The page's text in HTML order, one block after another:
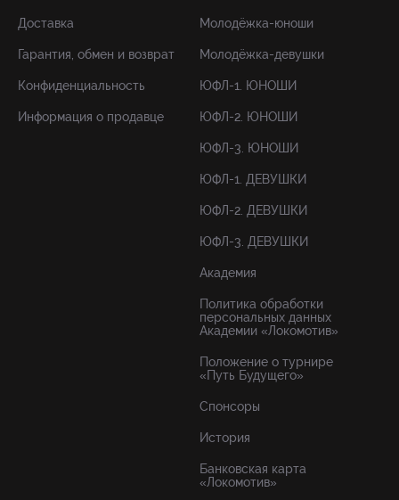
Доставка
Гарантия, обмен и возврат
Конфиденциальность
Информация о продавце
Молодёжка-юноши
Молодёжка-девушки
ЮФЛ-1. ЮНОШИ
ЮФЛ-2. ЮНОШИ
ЮФЛ-3. ЮНОШИ
ЮФЛ-1. ДЕВУШКИ
ЮФЛ-2. ДЕВУШКИ
ЮФЛ-3. ДЕВУШКИ
Академия
Политика обработки
персональных данных
Академии «Локомотив»
Положение о турнире
«Путь Будущего»
Спонсоры
История
Банковская карта
«Локомотив»